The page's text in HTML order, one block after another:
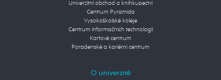
Univerzitní obchod a knihkupectví
Centrum Pyramida
Vysokoškolské koleje
Centrum informačních technologií
Kartové centrum
Poradenské a kariérní centrum
O univerzitě